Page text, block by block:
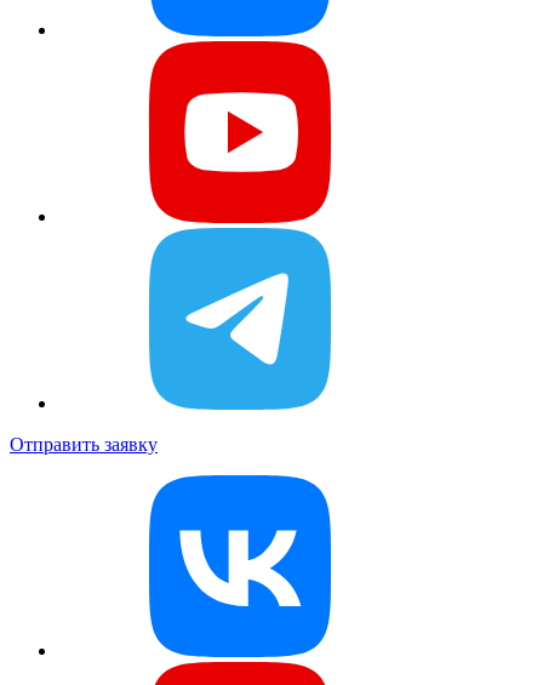
Отправить заявку